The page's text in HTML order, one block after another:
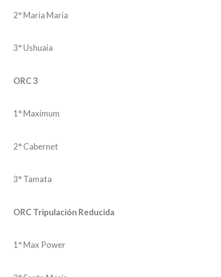
2° Maria Maria
3° Ushuaia
ORC 3
1° Maximum
2° Cabernet
3° Tamata
ORC Tripulación Reducida
1° Max Power